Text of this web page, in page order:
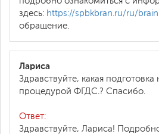
здесь: https://spbkbran.ru/ru/
обращение.
Лариса
Здравствуйте, какая
процедурой ФГДС.? Спасибо.
Ответ:
Здравствуйте, Лариса!